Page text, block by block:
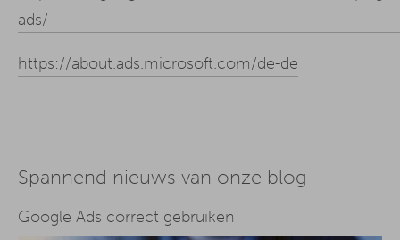
ads/
https://about.ads.microsoft.com/de-de
Spannend nieuws van onze blog
Google Ads correct gebruiken